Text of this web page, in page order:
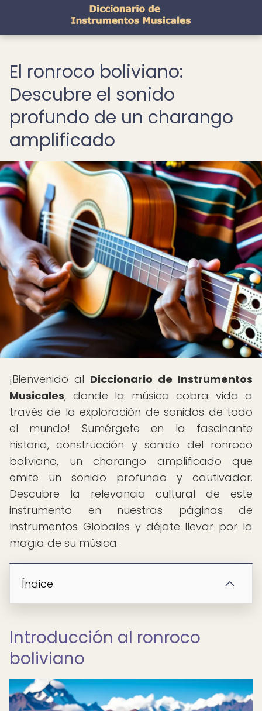
El ronroco boliviano:
Descubre el sonido
profundo de un charango
amplificado
¡Bienvenido al Diccionario de Instrumentos
Musicales, donde la música cobra vida a
través de la exploración de sonidos de todo
el mundo! Sumérgete en la fascinante
historia, construcción y sonido del ronroco
boliviano, un charango amplificado que
emite un sonido profundo y cautivador.
Descubre la relevancia cultural de este
instrumento en nuestras páginas de
Instrumentos Globales y déjate llevar por la
magia de su música.
Índice
Introducción al ronroco
boliviano